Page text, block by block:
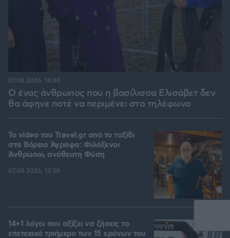
Ο ένας άνθρωπος που η βασίλισσα Ελισάβετ δεν
θα άφηνε ποτέ να περιμένει στο τηλέφωνο
07.08.2026, 14:00
To video του Travel.gr από το ταξίδι
στα Βόρεια Άγραφα: Φιλόξενοι
Άνθρωποι, ανόθευτη Φύση
07.08.2026, 12:38
14+1 λόγοι που αξίζει να ζήσεις το
επετειακό τριήμερο των 15 χρόνων του